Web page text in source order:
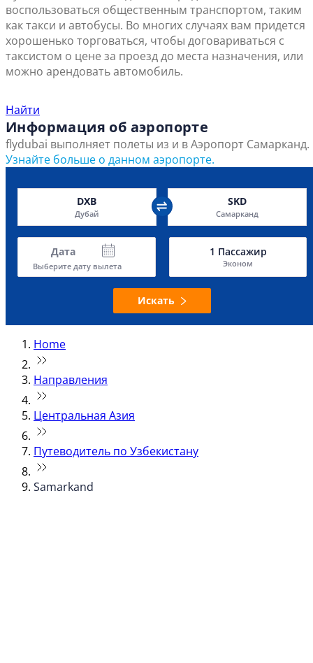
воспользоваться общественным транспортом, таким
как такси и автобусы. Во многих случаях вам придется
хорошенько торговаться, чтобы договариваться с
таксистом о цене за проезд до места назначения, или
можно арендовать автомобиль.
Найти
Информация об аэропорте
flydubai выполняет полеты из и в Аэропорт Самарканд.
Узнайте больше о данном аэропорте.
DXB
Дубай
SKD
Самарканд
Дата
Выберите дату вылета
1 Пассажир
Эконом
Искать
Home
Направления
Центральная Азия
Путеводитель по Узбекистану
Samarkand